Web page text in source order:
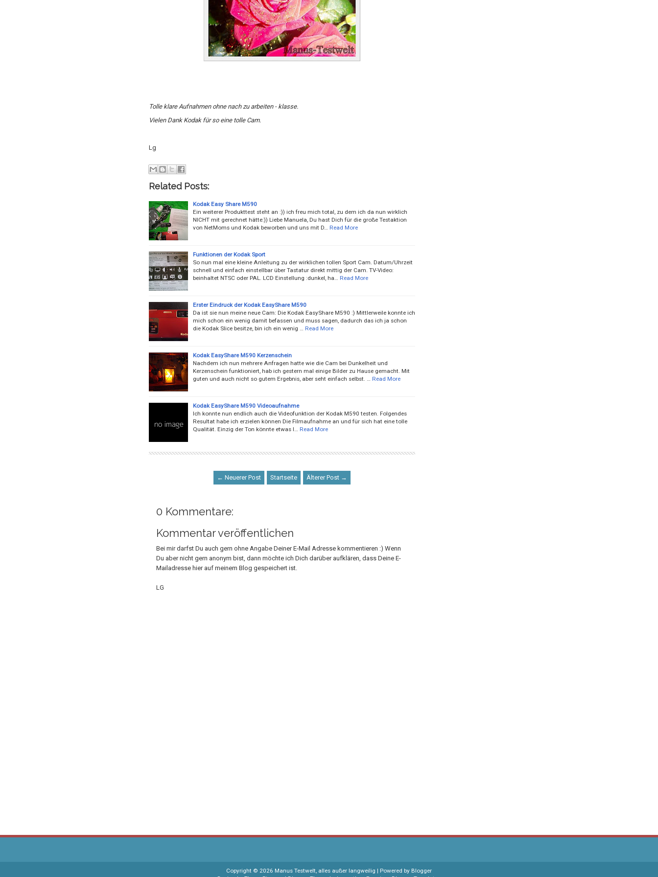
Tolle klare Aufnahmen ohne nach zu arbeiten - klasse.
Vielen Dank Kodak für so eine tolle Cam.
Lg
Related Posts:
Kodak Easy Share M590
Ein weiterer Produkttest steht an :)) ich freu mich total, zu dem ich da nun wirklich
NICHT mit gerechnet hätte:)) Liebe Manuela, Du hast Dich für die große Testaktion
von NetMoms und Kodak beworben und uns mit D…
Read More
Funktionen der Kodak Sport
So nun mal eine kleine Anleitung zu der wirklichen tollen Sport Cam. Datum/Uhrzeit
schnell und einfach einstellbar über Tastatur direkt mittig der Cam. TV-Video:
beinhaltet NTSC oder PAL. LCD Einstellung :dunkel, ha…
Read More
Erster Eindruck der Kodak EasyShare M590
Da ist sie nun meine neue Cam: Die Kodak EasyShare M590 :) Mittlerweile konnte ich
mich schon ein wenig damit befassen und muss sagen, dadurch das ich ja schon
die Kodak Slice besitze, bin ich ein wenig …
Read More
Kodak EasyShare M590 Kerzenschein
Nachdem ich nun mehrere Anfragen hatte wie die Cam bei Dunkelheit und
Kerzenschein funktioniert, hab ich gestern mal einige Bilder zu Hause gemacht. Mit
guten und auch nicht so gutem Ergebnis, aber seht einfach selbst. …
Read More
Kodak EasyShare M590 Videoaufnahme
Ich konnte nun endlich auch die Videofunktion der Kodak M590 testen. Folgendes
Resultat habe ich erzielen können Die Filmaufnahme an und für sich hat eine tolle
Qualität. Einzig der Ton könnte etwas l…
Read More
← Neuerer Post Startseite Älterer Post →
0 Kommentare:
Kommentar veröffentlichen
Bei mir darfst Du auch gern ohne Angabe Deiner E-Mail Adresse kommentieren :) Wenn
Du aber nicht gern anonym bist, dann möchte ich Dich darüber aufklären, dass Deine E-
Mailadresse hier auf meinem Blog gespeichert ist.
LG
Copyright © 2026 Manus Testwelt, alles außer langweilig | Powered by Blogger